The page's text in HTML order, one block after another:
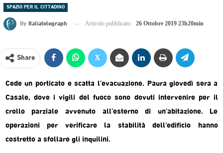
SPAZIO PER IL CITTADINO
By Italiatelegraph Articolo pubblicato : 26 Ottobre 2019 23h20min
Share
Cede un porticato e scatta l’evacuazione. Paura giovedì sera a
Casale, dove i vigili del fuoco sono dovuti intervenire per il
crollo parziale avvenuto all’esterno di un’abitazione. Le
operazioni per verificare la stabilità dell’edificio hanno
costretto a sfollare gli inquilini.